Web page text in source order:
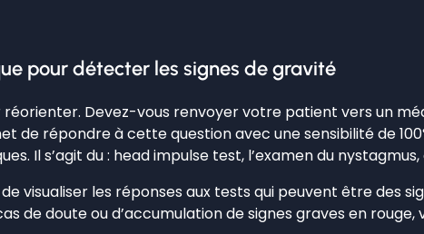
pour détecter les signes de gravité
réorienter. Devez-vous renvoyer votre patient vers un
de répondre à cette question avec une sensibilité de
Il s’agit du : head impulse test, l’examen du
visualiser les réponses aux tests qui peuvent être des
de doute ou d’accumulation de signes graves en